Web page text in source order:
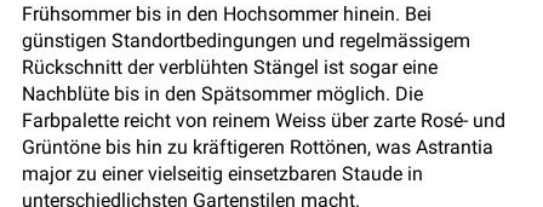
Frühsommer bis in den Hochsommer hinein. Bei
günstigen Standortbedingungen und regelmässigem
Rückschnitt der verblühten Stängel ist sogar eine
Nachblüte bis in den Spätsommer möglich. Die
Farbpalette reicht von reinem Weiss über zarte Rosé- und
Grüntöne bis hin zu kräftigeren Rottönen, was Astrantia
major zu einer vielseitig einsetzbaren Staude in
unterschiedlichsten Gartenstilen macht.